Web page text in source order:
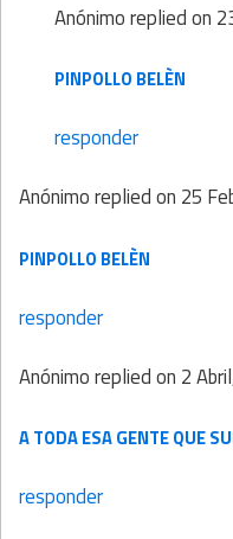
Anónimoreplied on
PINPOLLO BELÈN
responder
Anónimoreplied on 25
PINPOLLO BELÈN
responder
Anónimoreplied on 2
A TODA ESA GENTE QUE
responder